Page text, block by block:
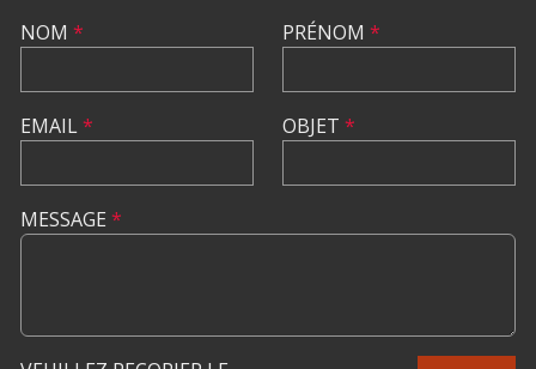
NOM *
EMAIL*
PRÉNOM *
OBJET *
MESSAGE *